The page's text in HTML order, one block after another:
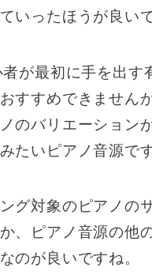
いったほうが良い
が最初に手を出す
すすめできません
のバリエーション
たいピアノ音源です
グ対象のピアノの
、ピアノ音源の他
のが良いですね。